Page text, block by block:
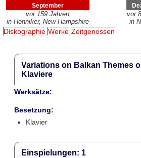
September
vor 159 Jahren
in Henniker, New Hampshire
vor
in
Diskographie Werke Zeitgenossen
Variations on Balkan Themes
Klaviere
Werksätze:
Besetzung:
Klavier
Einspielungen: 1